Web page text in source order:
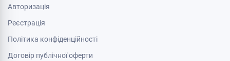
Авторизація
Реєстрація
Політика конфіденційності
Договір публічної оферти